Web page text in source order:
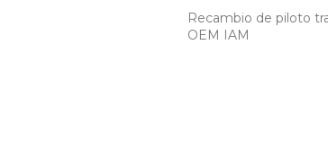
Recambio de piloto
OEM IAM